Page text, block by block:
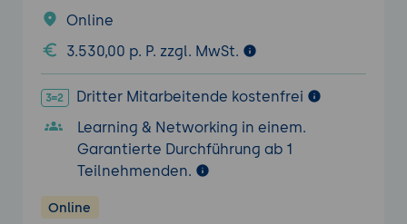
Online
3.530,00 p. P. zzgl. MwSt.
Dritter Mitarbeitende kostenfrei
Learning & Networking in einem.
Garantierte Durchführung ab 1
Teilnehmenden.
Online